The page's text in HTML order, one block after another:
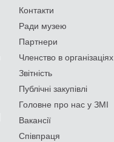
Контакти
Ради музею
Партнери
Членство в організаціях
Звітність
Публічні закупівлі
Головне про нас у ЗМІ
Вакансії
Співпраця